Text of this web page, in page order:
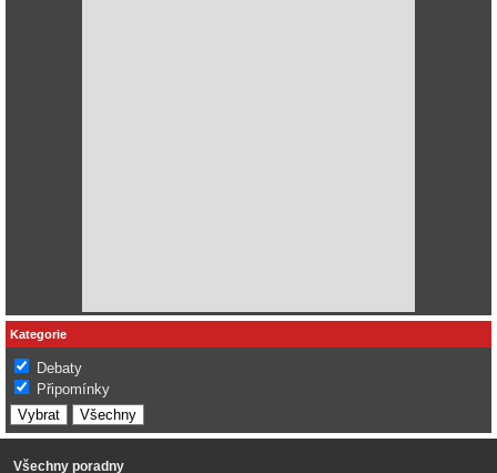
Kategorie
Debaty
Připomínky
Všechny poradny